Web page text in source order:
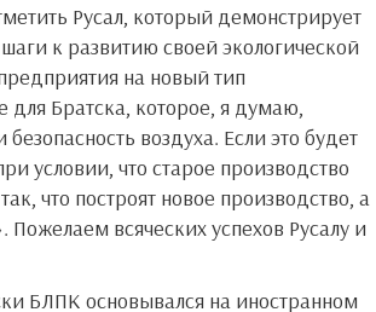
к развитию своей экологической
на новый тип
для Братска, которое, я думаю,
воздуха. Если это будет
условии, что старое производство
что построят новое производство, а
всяческих успехов Русалу и